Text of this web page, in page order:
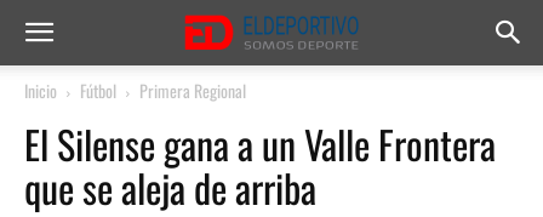
Inicio Fútbol Primera Regional
El Silense gana a un Valle Frontera
que se aleja de arriba